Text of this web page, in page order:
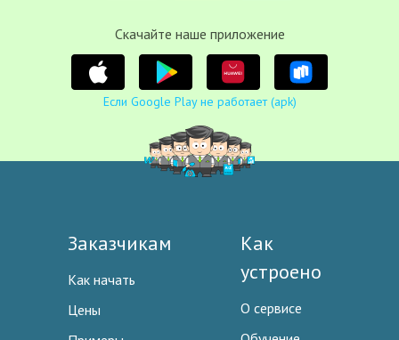
Cкачайте наше приложение
Если Google Play не работает (apk)
Заказчикам
Как начать
Цены
Как
устроено
О сервисе